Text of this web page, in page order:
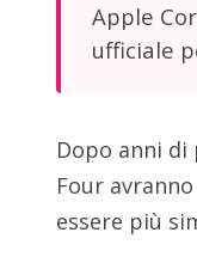
Apple
ufficiale
Dopo anni
Four
essere più